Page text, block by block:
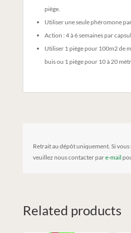
piège.
Utiliser une seule phéromone
Action : 4 à 6 semaines par
Utiliser 1 piège pour 100m2 de
buis ou 1 piège pour 10 à 20
Retrait au dépôt uniquement. Si
veuillez nous contacter pare-mail
Related products